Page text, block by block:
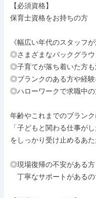
【必須資格】
保育士資格をお持ちの方
《幅広い年代のスタッフが
◎さまざまなバックグラウ
◎子育てが落ち着いた方
◎ブランクのある方や経験
◎ハローワークで求職中の
年齢やこれまでのブランク
「子どもと関わる仕事が
をしっかり受け止めるあた
◎現場復帰の不安がある方
丁寧なサポートがあるの